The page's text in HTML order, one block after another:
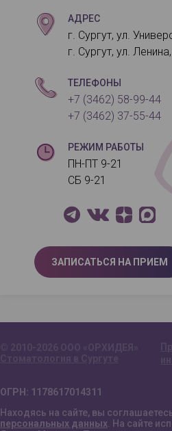
АДРЕС
г. Сургут, ул.
г. Сургут, ул.
ТЕЛЕФОНЫ
+7 (3462) 58-99-44
+7 (3462) 37-55-44
РЕЖИМ РАБОТЫ
ПН-ПТ 9-21
СБ 9-21
ЗАПИСАТЬСЯ НА ПРИЕМ
ОГРН: 1178617014311
Находясь на сайте, вы
персональных данных . На сайте